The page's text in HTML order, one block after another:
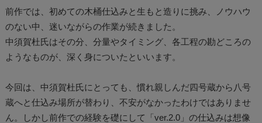
前作では、初めての木桶仕込みと生もと造りに挑み、ノウハウ
のない中、迷いながらの作業が続きました。
中須賀杜氏はその分、分量やタイミング、各工程の勘どころの
ようなものが、深く身についたといいます。
今回は、中須賀杜氏にとっても、慣れ親しんだ四号蔵から八号
蔵へと仕込み場所が替わり、不安がなかったわけではありませ
ん。しかし前作での経験を礎にして「ver.2.0」の仕込みは想像